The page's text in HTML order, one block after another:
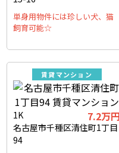
単身用物件には珍しい犬、猫
飼育可能☆
賃貸マンション
1K 7.2万円
名古屋市千種区清住町1丁目
94